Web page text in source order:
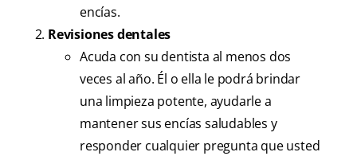
encías.
Revisiones dentales
Acuda con su dentista al menos dos
veces al año. Él o ella le podrá brindar
una limpieza potente, ayudarle a
mantener sus encías saludables y
responder cualquier pregunta que usted